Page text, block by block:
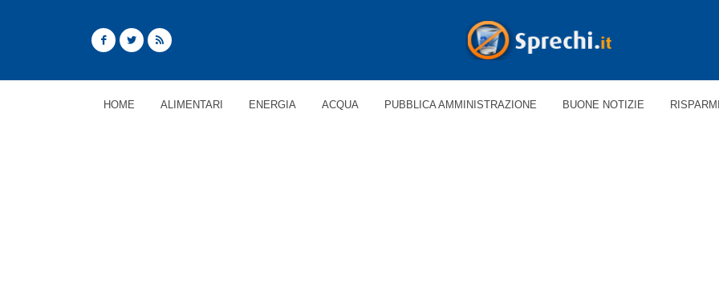
HOME ALIMENTARI ENERGIA ACQUA PUBBLICA AMMINISTRAZIONE BUONE NOTIZIE